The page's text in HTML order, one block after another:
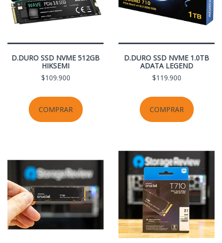
D.DURO SSD NVME 512GB
HIKSEMI
$109.900
COMPRAR
D.DURO SSD NVME 1.0TB
ADATA LEGEND
$119.900
COMPRAR